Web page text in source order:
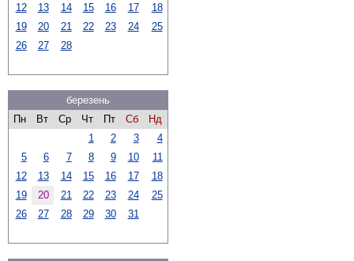
12
13 14 15 16 17
18
19
20 21 22 23 24
25
26
27 28
березень
Пн
Вт Ср Чт Пт Сб
Нд
1
2 3
4
5
6 7 8 9 10
11
12
13 14 15 16 17
18
19
20 21 22 23 24
25
26
27 28 29 30 31